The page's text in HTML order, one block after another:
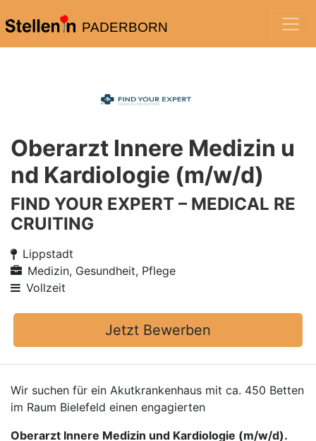
PADERBORN
Oberarzt Innere Medizin u
nd Kardiologie (m/w/d)
FIND YOUR EXPERT – MEDICAL RE
CRUITING
Lippstadt
Medizin, Gesundheit, Pflege
Vollzeit
Jetzt Bewerben
Wir suchen für ein Akutkrankenhaus mit ca. 450 Betten
im Raum Bielefeld einen engagierten
Oberarzt Innere Medizin und Kardiologie (m/w/d).